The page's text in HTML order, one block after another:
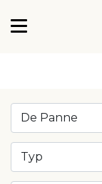
De Panne
Typ